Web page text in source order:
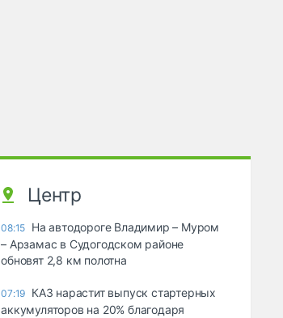
Центр
08:15 На автодороге Владимир – Муром
– Арзамас в Судогодском районе
обновят 2,8 км полотна
07:19 КАЗ нарастит выпуск стартерных
аккумуляторов на 20% благодаря